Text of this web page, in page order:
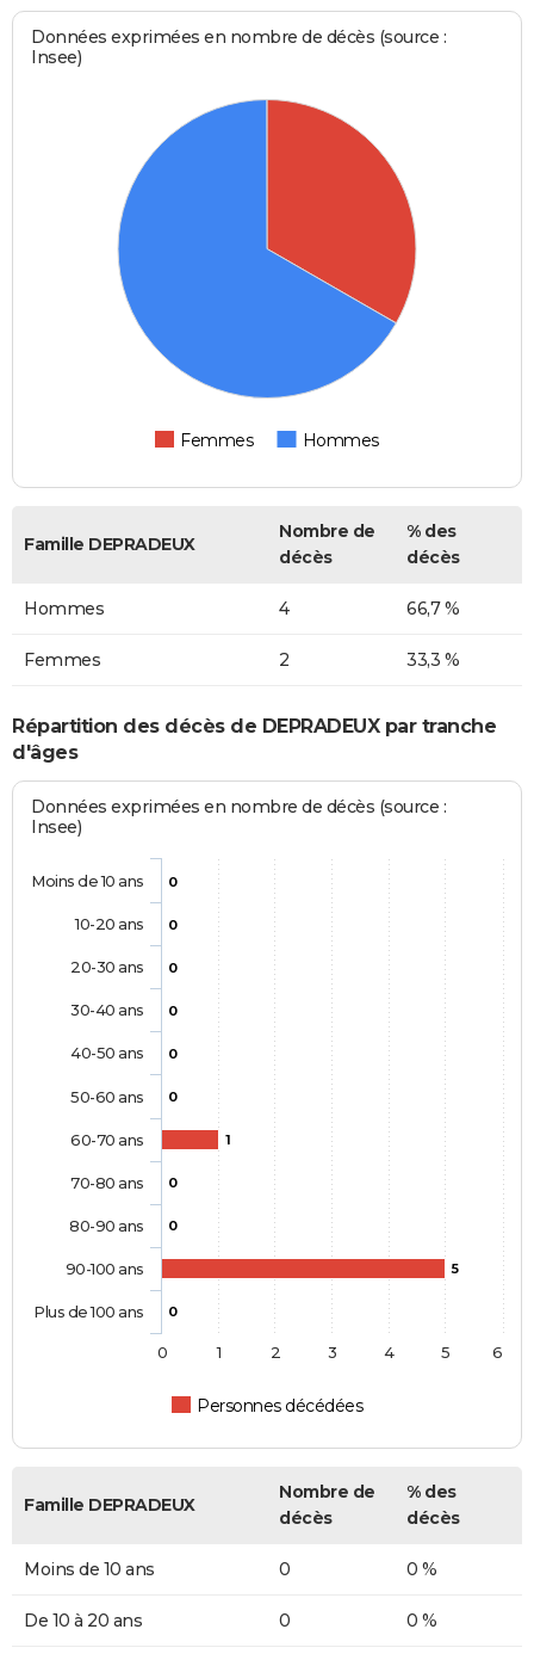
Données exprimées en nombre de décès (source :
Insee)
Femmes Hommes
Famille DEPRADEUX
Nombre de
décès
% des
décès
Hommes 4 66,7 %
Femmes 2 33,3 %
Répartition des décès de DEPRADEUX par tranche
d'âges
Données exprimées en nombre de décès (source :
Insee)
0
0
0
0
0
0
1
0
0
5
0
Personnes décédées
Moins de 10 ans
10-20 ans
20-30 ans
30-40 ans
40-50 ans
50-60 ans
60-70 ans
70-80 ans
80-90 ans
90-100 ans
Plus de 100 ans
0 1 2 3 4 5 6
Famille DEPRADEUX
Nombre de
décès
% des
décès
Moins de 10 ans 0 0 %
De 10 à 20 ans 0 0 %